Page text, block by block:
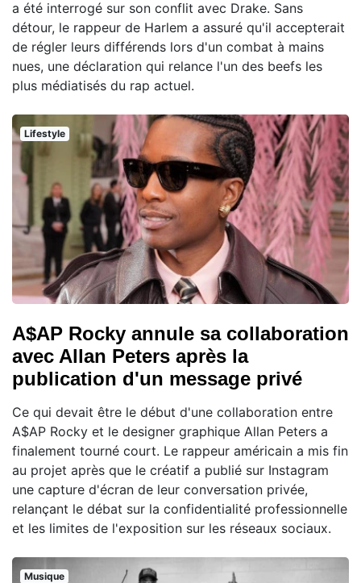
a été interrogé sur son conflit avec Drake. Sans
détour, le rappeur de Harlem a assuré qu'il accepterait
de régler leurs différends lors d'un combat à mains
nues, une déclaration qui relance l'un des beefs les
plus médiatisés du rap actuel.
Lifestyle
A$AP Rocky annule sa collaboration
avec Allan Peters après la
publication d'un message privé
Ce qui devait être le début d'une collaboration entre
A$AP Rocky et le designer graphique Allan Peters a
finalement tourné court. Le rappeur américain a mis fin
au projet après que le créatif a publié sur Instagram
une capture d'écran de leur conversation privée,
relançant le débat sur la confidentialité professionnelle
et les limites de l'exposition sur les réseaux sociaux.
Musique